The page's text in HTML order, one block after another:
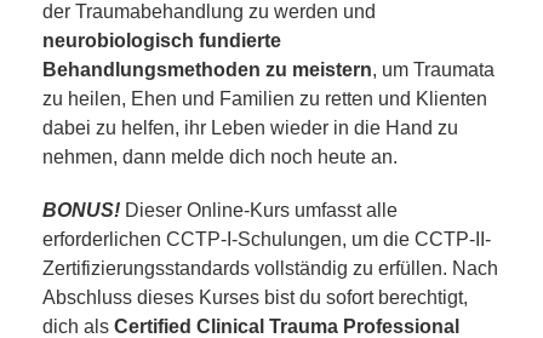
der Traumabehandlung zu werden und
neurobiologisch fundierte
Behandlungsmethoden zu meistern, um Traumata
zu heilen, Ehen und Familien zu retten und Klienten
dabei zu helfen, ihr Leben wieder in die Hand zu
nehmen, dann melde dich noch heute an.
BONUS! Dieser Online-Kurs umfasst alle
erforderlichen CCTP-I-Schulungen, um die CCTP-II-
Zertifizierungsstandards vollständig zu erfüllen. Nach
Abschluss dieses Kurses bist du sofort berechtigt,
dich als Certified Clinical Trauma Professional